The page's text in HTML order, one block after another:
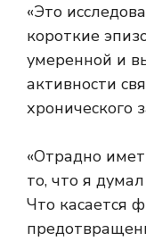
«Это
короткие
умеренной и
активности
хронического
«Отрадно
то, что я
Что касается